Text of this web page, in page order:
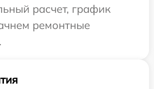
расчет, график
ремонтные